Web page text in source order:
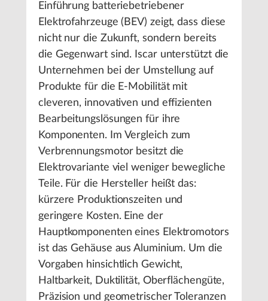
Einführung batteriebetriebener
Elektrofahrzeuge (BEV) zeigt, dass diese
nicht nur die Zukunft, sondern bereits
die Gegenwart sind. Iscar unterstützt die
Unternehmen bei der Umstellung auf
Produkte für die E-Mobilität mit
cleveren, innovativen und effizienten
Bearbeitungslösungen für ihre
Komponenten. Im Vergleich zum
Verbrennungsmotor besitzt die
Elektrovariante viel weniger bewegliche
Teile. Für die Hersteller heißt das:
kürzere Produktionszeiten und
geringere Kosten. Eine der
Hauptkomponenten eines Elektromotors
ist das Gehäuse aus Aluminium. Um die
Vorgaben hinsichtlich Gewicht,
Haltbarkeit, Duktilität, Oberflächengüte,
Präzision und geometrischer Toleranzen